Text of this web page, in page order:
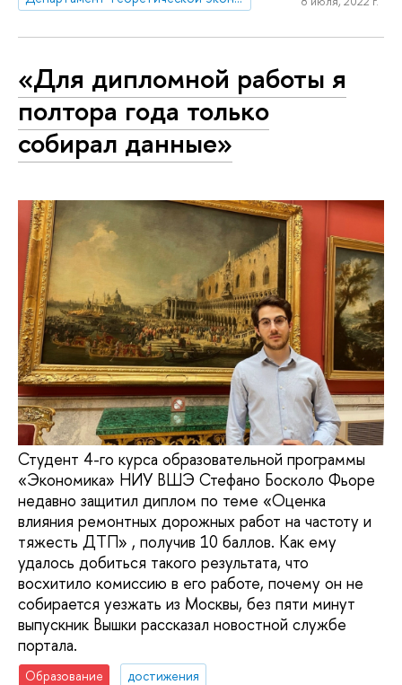
«Для дипломной работы я
полтора года только
собирал данные»
Студент 4-го курса образовательной программы
«Экономика» НИУ ВШЭ Стефано Босколо Фьоре
недавно защитил диплом по теме «Оценка
влияния ремонтных дорожных работ на частоту и
тяжесть ДТП» , получив 10 баллов. Как ему
удалось добиться такого результата, что
восхитило комиссию в его работе, почему он не
собирается уезжать из Москвы, без пяти минут
выпускник Вышки рассказал новостной службе
портала.
Образование
достижения